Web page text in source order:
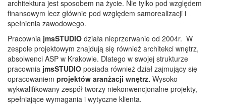
architektura jest sposobem na życie. Nie tylko pod względem
finansowym lecz głównie pod względem samorealizacji i
spełnienia zawodowego.
Pracownia jmsSTUDIO działa nieprzerwanie od 2004r. W
zespole projektowym znajdują się również architekci wnętrz,
absolwenci ASP w Krakowie. Dlatego w swojej strukturze
pracownia jmsSTUDIO posiada również dział zajmujący się
opracowaniem projektów aranżacji wnętrz. Wysoko
wykwalifikowany zespół tworzy niekonwencjonalne projekty,
spełniające wymagania i wytyczne klienta.